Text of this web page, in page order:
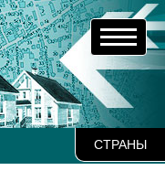
СТРАНЫ